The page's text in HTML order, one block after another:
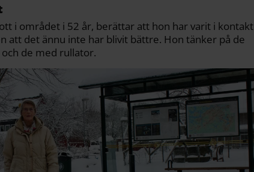
i området i 52 år, berättar att hon har varit i kontakt
att det ännu inte har blivit bättre. Hon tänker på de
de med rullator.